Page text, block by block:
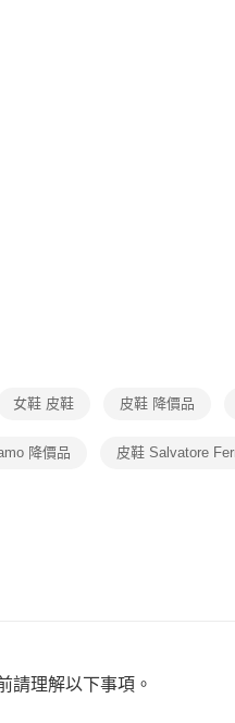
女鞋 皮鞋 皮鞋 降價品
降價品 皮鞋 Salvatore
請理解以下事項。